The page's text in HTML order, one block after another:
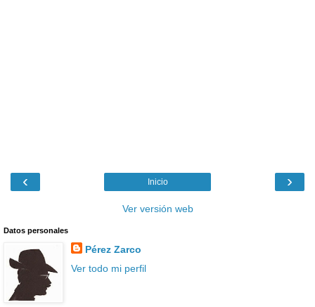
‹ ›
Inicio
Ver versión web
Datos personales
Pérez Zarco
Ver todo mi perfil